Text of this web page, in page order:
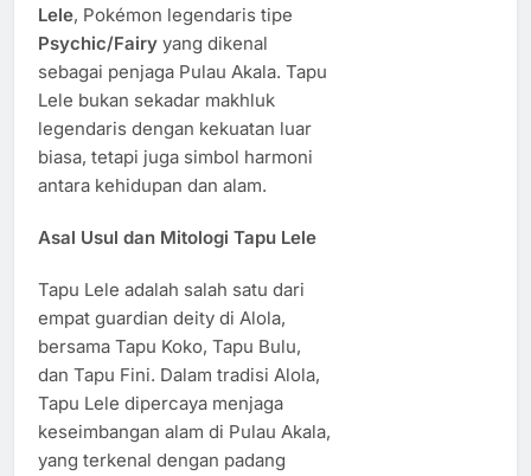
Lele, Pokémon legendaris tipe
Psychic/Fairy yang dikenal
sebagai penjaga Pulau Akala. Tapu
Lele bukan sekadar makhluk
legendaris dengan kekuatan luar
biasa, tetapi juga simbol harmoni
antara kehidupan dan alam.
Asal Usul dan Mitologi Tapu Lele
Tapu Lele adalah salah satu dari
empat guardian deity di Alola,
bersama Tapu Koko, Tapu Bulu,
dan Tapu Fini. Dalam tradisi Alola,
Tapu Lele dipercaya menjaga
keseimbangan alam di Pulau Akala,
yang terkenal dengan padang